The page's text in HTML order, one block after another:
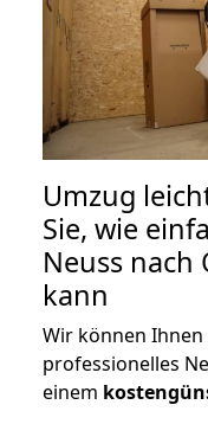
Umzug
Sie, wie
Neuss nach
kann
Wir können
professionelles
einem